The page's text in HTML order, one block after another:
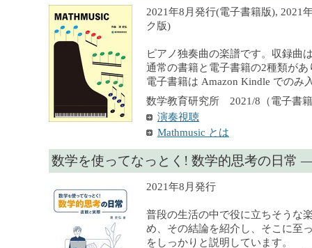
2021年8月発行(電子書籍版), 2021
ク版)
ピアノ独奏曲の楽譜です。収録曲
通常の書籍と電子書籍の2種類があ
電子書籍は Amazon Kindle でのみ
数学教育研究所 2021/8（電子書
演奏視聴
Mathmusic とは
数学を使ってなっとく! 数学的思考の日常
2021年8月発行
普段の生活の中で役に立ちそうな
め、その結論を紹介し、そこに至
をしっかりと説明しています。